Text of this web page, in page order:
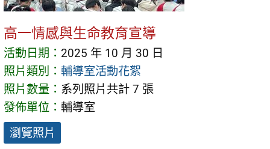
高一情感與生命教育宣導
活動日期： 2025 年 10 月 30 日
照片類別： 輔導室活動花絮
照片數量： 系列照片共計 7 張
發佈單位： 輔導室
瀏覽照片